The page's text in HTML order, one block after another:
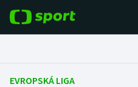
Fotbal
EVROPSKÁ LIGA